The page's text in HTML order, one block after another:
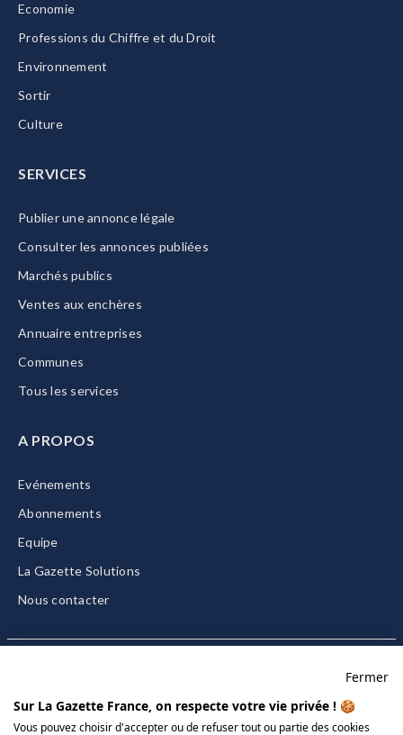
Economie
Professions du Chiffre et du Droit
Environnement
Sortir
Culture
SERVICES
Publier une annonce légale
Consulter les annonces publiées
Marchés publics
Ventes aux enchères
Annuaire entreprises
Communes
Tous les services
A PROPOS
Evénements
Abonnements
Equipe
La Gazette Solutions
Nous contacter
CGU/CGV
Fermer
Sur La Gazette France, on respecte votre vie privée ! 🍪
Vous pouvez choisir d'accepter ou de refuser tout ou partie des cookies